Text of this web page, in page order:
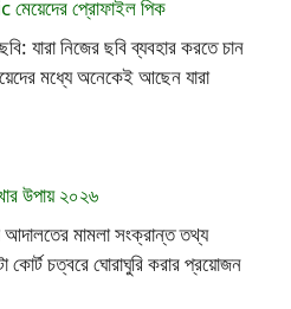
প্রোফাইল পিক
যারা নিজের ছবি ব্যবহার করতে চান
মধ্যে অনেকেই আছেন যারা
উপায় ২০২৬
আদালতের মামলা সংক্রান্ত তথ্য
চত্বরে ঘোরাঘুরি করার প্রয়োজন